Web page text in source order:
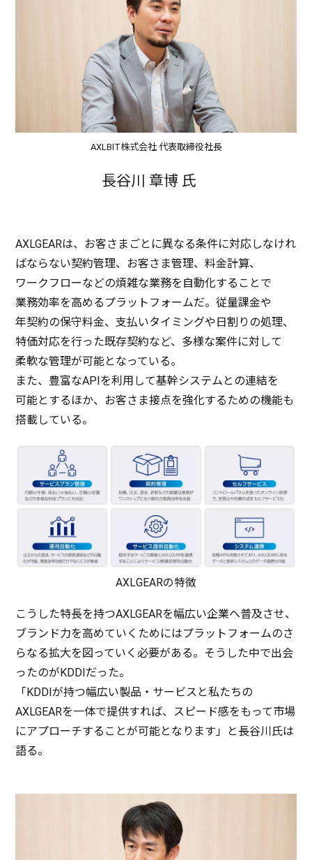
AXLBIT株式会社 代表取締役社長
長谷川 章博 氏
AXLGEARは、お客さまごとに異なる条件に対応しなけれ
ばならない契約管理、お客さま管理、料金計算、
ワークフローなどの煩雑な業務を 自動化することで
業務効率を高める プラットフォームだ。従量課金や
年契約の保守料金、支払いタイミングや日割 りの処理、
特価対応を行った既存契約など、 多様な案件に対して
柔軟な管理が可能となっている。
また、 豊富なAPIを利用 して基幹システム との連結を
可能とするほか、お客さま接点を強化するための機能も
搭載している。
AXLGEARの特徴
こうした特長を持つAXLGEARを幅広い企業へ普及させ、
ブランド力を高めていくためにはプラットフォームのさ
らなる拡大を図っていく必要がある。そうした中で出会
ったのがKDDIだった。
「KDDIが持つ幅広い製品 ・サービス と私たちの
AXLGEARを一体で提供すれば、 スピード感をもって市場
にアプローチすることが可能となります」と 長谷川氏は
語る。